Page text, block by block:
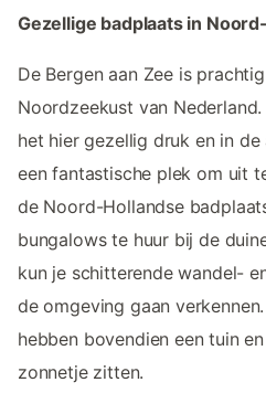
Gezellige badplaats in
De Bergen aan Zee is
Noordzeekust van
het hier gezellig druk en in
een fantastische plek om uit
de Noord-Hollandse
bungalows te huur bij de
kun je schitterende wandel-
de omgeving gaan
hebben bovendien een tuin
zonnetje zitten.